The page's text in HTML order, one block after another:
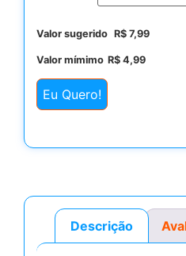
Valor sugerido R$ 7,99
Valor mímimo R$ 4,99
Eu Quero!
Descrição